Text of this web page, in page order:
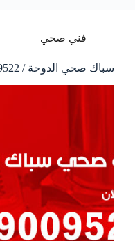
فني صحي
سباك صحي الدوحة / 99009522 / فني صحي بالدوحة